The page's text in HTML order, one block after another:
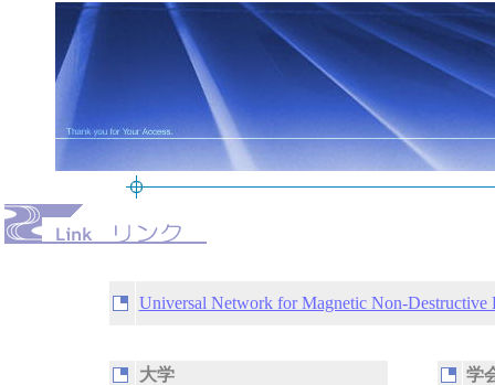
Universal Network for Magnetic Non-Destructive
大学
学